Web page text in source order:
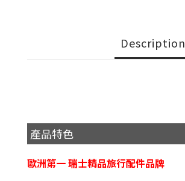
Description
產品特色
歐洲第一 瑞士精品旅行配件品牌